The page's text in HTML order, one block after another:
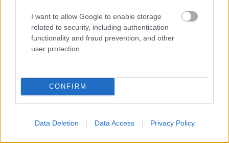
I want to allow Google to enable storage
related to security, including authentication
functionality and fraud prevention, and other
user protection.
CONFIRM
Data Deletion Data Access Privacy Policy
Az új termékekkel kapcsolatos arculatváltás
Magyarországon várhatóan
decemberben/januárban zajlik le.
Címkék:security új smart verzió android arculat nod32 eset